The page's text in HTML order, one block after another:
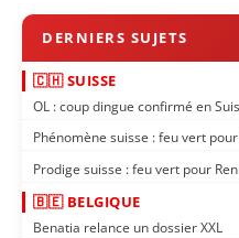
🇨🇭 SUISSE
OL : coup dingue confirmé en
Phénomène suisse : feu vert pour
Prodige suisse : feu vert pour
🇧🇪 BELGIQUE
Benatia relance un dossier XXL